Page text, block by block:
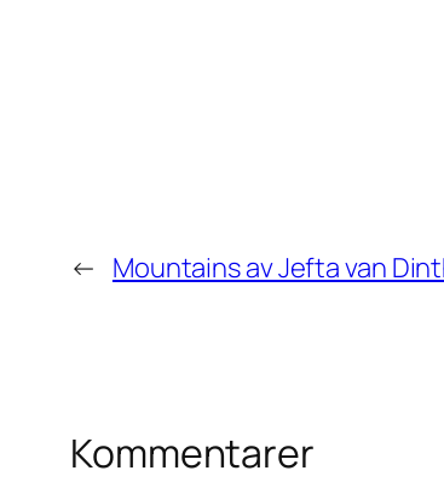
← Mountains av Jefta van
Kommentarer